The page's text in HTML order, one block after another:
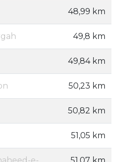
48,99 km
49,8 km
49,84 km
50,23 km
50,82 km
51,05 km